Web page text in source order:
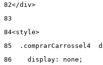
82</div>
83
84<style>
85
.comprarCarrossel4
86
    display: none;